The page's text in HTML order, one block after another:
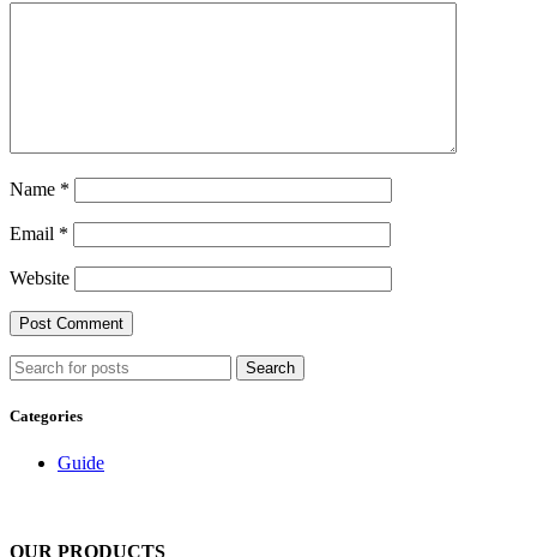
Name *
Email *
Website
Search
Categories
Guide
OUR PRODUCTS